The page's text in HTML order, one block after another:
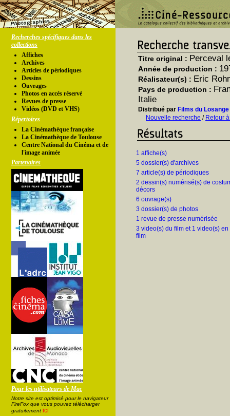
Recherches spécifiques dans les
collections
Affiches
Archives
Articles de périodiques
Dessins
Ouvrages
Photos en accés réservé
Revues de presse
Vidéos (DVD et VHS)
Répertoires
La Cinémathèque française
La Cinémathèque de Toulouse
Centre National du Cinéma et de
l'image animée
Partenaires
Pour les utilisateurs de Mac
Notre site est optimisé pour le navigateur
FireFox que vous pouvez télécharger
gratuitement ici
Titre original : Perceval
Année de production :
Réalisateur(s) : Eric
Pays de production :
Italie
Distribué par Films du
Nouvelle recherche / Retour
1 affiche(s)
5 dossier(s) d'archives
7 article(s) de périodiques
2 dessin(s) numérisé(s) de
décors
6 ouvrage(s)
3 dossier(s) de photos
1 revue de presse numérisée
3 video(s) du film et 1 video(s)
film